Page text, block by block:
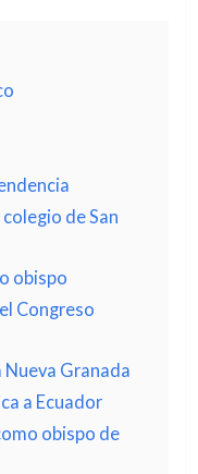
de San
obispo
Congreso
Granada
a Ecuador
obispo de